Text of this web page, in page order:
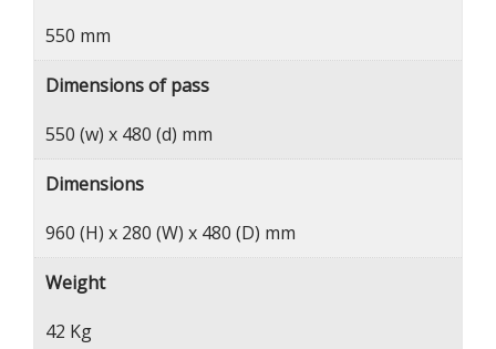
550 mm
Dimensions of pass
550 (w) x 480 (d) mm
Dimensions
960 (H) x 280 (W) x 480 (D) mm
Weight
42 Kg